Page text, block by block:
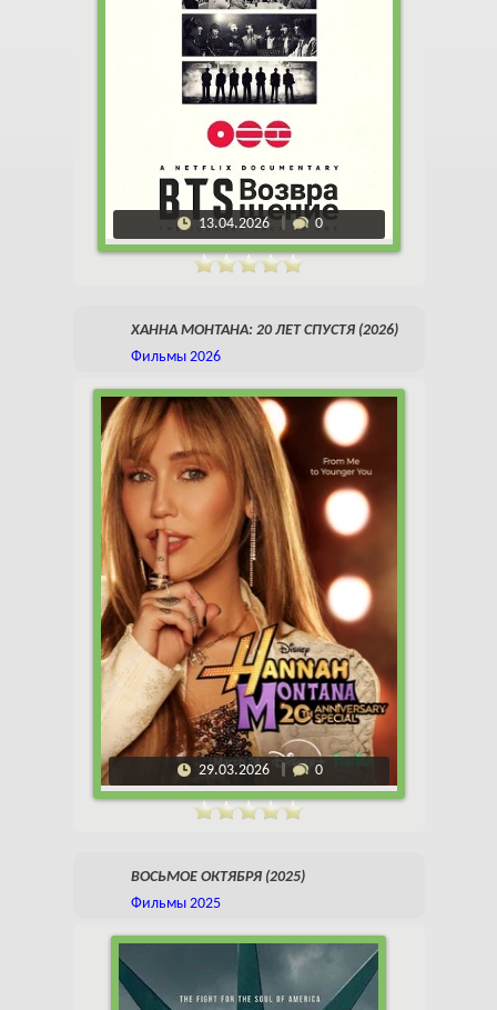
13.04.2026 0
ХАННА МОНТАНА: 20 ЛЕТ СПУСТЯ (2026)
Фильмы 2026
29.03.2026 0
ВОСЬМОЕ ОКТЯБРЯ (2025)
Фильмы 2025